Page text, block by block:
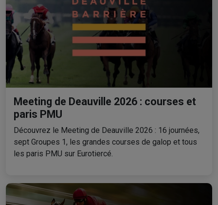
Meeting de Deauville 2026 : courses et
paris PMU
Découvrez le Meeting de Deauville 2026 : 16 journées,
sept Groupes 1, les grandes courses de galop et tous
les paris PMU sur Eurotiercé.